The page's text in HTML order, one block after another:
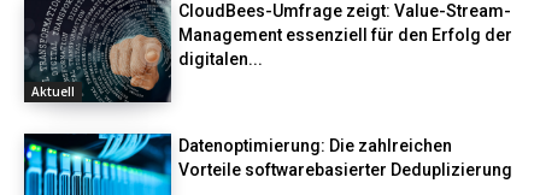
Aktuell
CloudBees-Umfrage zeigt: Value-Stream-
Management essenziell für den Erfolg der
digitalen...
Datenoptimierung: Die zahlreichen
Vorteile softwarebasierter Deduplizierung